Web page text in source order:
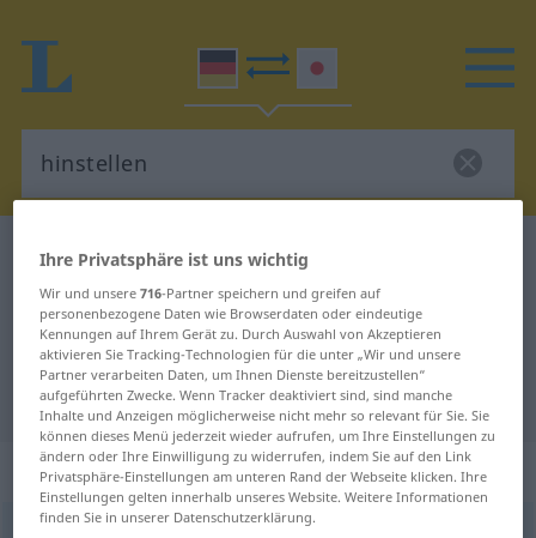
Deutsch-Japanisch Wörterbuch
Deutsch-Japanisch Übersetzung
für "hinstellen"
"hinstellen" Japanisch Übersetzung
„hinstellen“
Ihre Privatsphäre ist uns wichtig
Wir und unsere716-Partner speichern und greifen auf
personenbezogene Daten wie Browserdaten oder eindeutige
Kennungen auf Ihrem Gerät zu. Durch Auswahl von Akzeptieren
aktivieren Sie Tracking-Technologien für die unter „Wir und unsere
Partner verarbeiten Daten, um Ihnen Dienste bereitzustellen“
aufgeführten Zwecke. Wenn Tracker deaktiviert sind, sind manche
Inhalte und Anzeigen möglicherweise nicht mehr so relevant für Sie. Sie
können dieses Menü jederzeit wieder aufrufen, um Ihre Einstellungen zu
ändern oder Ihre Einwilligung zu widerrufen, indem Sie auf den Link
Privatsphäre-Einstellungen am unteren Rand der Webseite klicken. Ihre
Einstellungen gelten innerhalb unseres Website. Weitere Informationen
finden Sie in unserer Datenschutzerklärung.